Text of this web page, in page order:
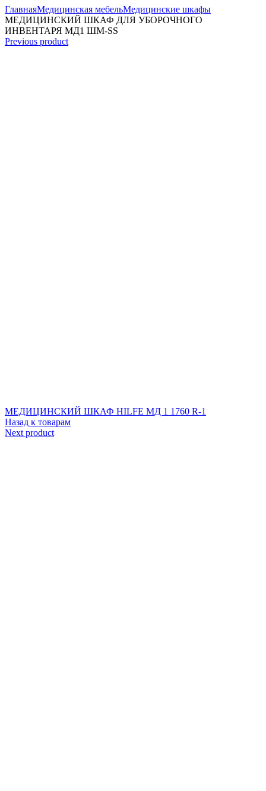
ГлавнаяМедицинская мебельМедицинские шкафы
МЕДИЦИНСКИЙ ШКАФ ДЛЯ УБОРОЧНОГО
ИНВЕНТАРЯ МД1 ШМ-SS
Previous product
МЕДИЦИНСКИЙ ШКАФ HILFE МД 1 1760 R-1
Назад к товарам
Next product